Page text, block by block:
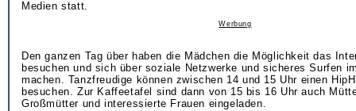
Medien statt.
Werbung
Den ganzen Tag über haben die Mädchen die Möglichkeit das
besuchen und sich über soziale Netzwerke und sicheres Surfen
machen. Tanzfreudige können zwischen 14 und 15 Uhr einen
besuchen. Zur Kaffeetafel sind dann von 15 bis 16 Uhr auch
Großmütter und interessierte Frauen eingeladen.